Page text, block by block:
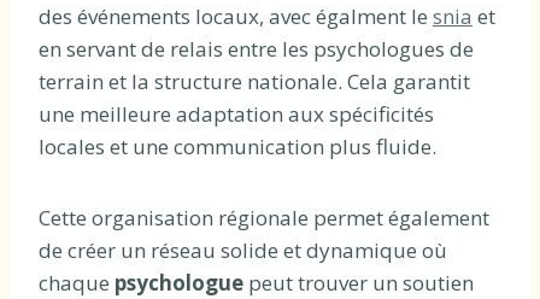
des événements locaux, avec égalment le snia et
en servant de relais entre les psychologues de
terrain et la structure nationale. Cela garantit
une meilleure adaptation aux spécificités
locales et une communication plus fluide.
Cette organisation régionale permet également
de créer un réseau solide et dynamique où
chaque psychologue peut trouver un soutien